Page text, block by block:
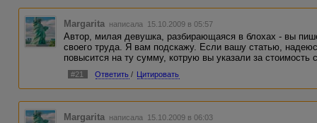
Margarita написала 15.10.2009 в 05:57
Автор, милая девушка, разбирающаяся в блохах - вы
своего труда. Я вам подскажу. Если вашу статью,
повысится на ту сумму, котрую вы указали за стоимость
#21 Ответить / Цитировать
Margarita написала 15.10.2009 в 06:03